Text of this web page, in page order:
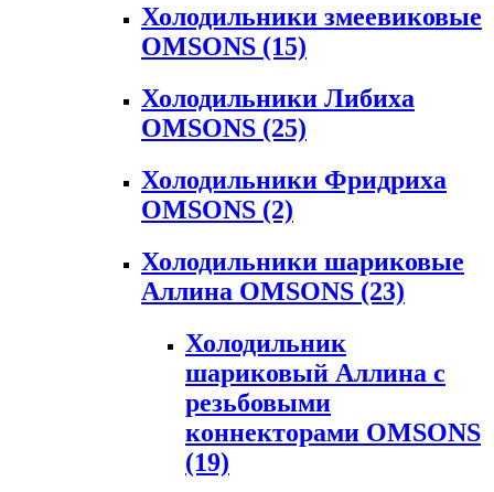
Холодильники змеевиковые
OMSONS (15)
Холодильники Либиха
OMSONS (25)
Холодильники Фридриха
OMSONS (2)
Холодильники шариковые
Аллина OMSONS (23)
Холодильник
шариковый Аллина с
резьбовыми
коннекторами OMSONS
(19)